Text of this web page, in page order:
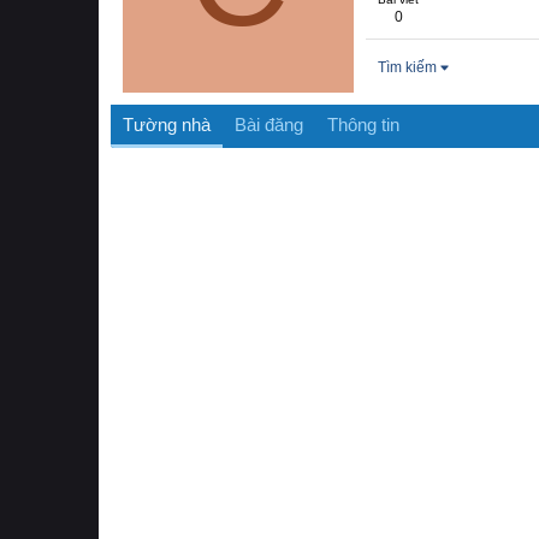
0
Tìm kiếm
Tường nhà Bài đăng Thông tin